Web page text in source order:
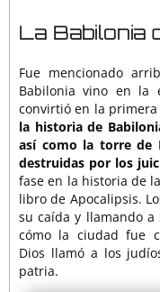
La Babilonia
Fue mencionado
Babilonia vino en la
convirtió en la
la historia de
así como la torre de
destruidas por los
fase en la historia de
libro de Apocalipsis.
su caída y llamando
cómo la ciudad fue
Dios llamó a los
patria.